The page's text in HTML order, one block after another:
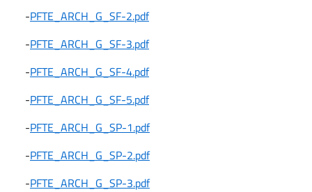
-PFTE_ARCH_G_SF-2.pdf
-PFTE_ARCH_G_SF-3.pdf
-PFTE_ARCH_G_SF-4.pdf
-PFTE_ARCH_G_SF-5.pdf
-PFTE_ARCH_G_SP-1.pdf
-PFTE_ARCH_G_SP-2.pdf
-PFTE_ARCH_G_SP-3.pdf